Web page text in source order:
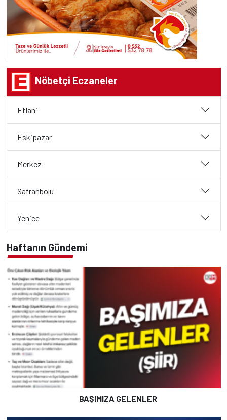
Nöbetçi Eczaneler
Eflani
Eskipazar
Merkez
Safranbolu
Yenice
Haftanın Gündemi
BAŞIMIZA GELENLER